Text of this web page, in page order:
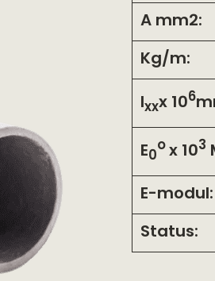
A mm2:
Kg/m:
Ixxx 106
E0ox 103
E-modul:
Status: